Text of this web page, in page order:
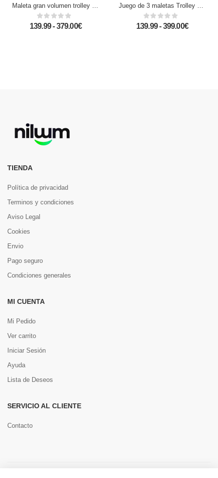
Maleta gran volumen trolley rígida ultraligera, de ABS de alta resistencia. Cerradura numérica y 4 ruedas dobles extraíbles y giratorias 360°.
139.99 - 379.00€
Juego de 3 maletas Trolley extensibles, en material ligero ABS de alta resistencia. Cerradura numérica, 4 ruedas dobles giratorias 360°.
139.99 - 399.00€
TIENDA
Política de privacidad
Terminos y condiciones
Aviso Legal
Cookies
Envio
Pago seguro
Condiciones generales
MI CUENTA
Mi Pedido
Ver carrito
Iniciar Sesión
Ayuda
Lista de Deseos
SERVICIO AL CLIENTE
Contacto